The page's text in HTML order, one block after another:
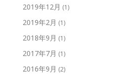
2019年12月 (1)
2019年2月 (1)
2018年9月 (1)
2017年7月 (1)
2016年9月 (2)